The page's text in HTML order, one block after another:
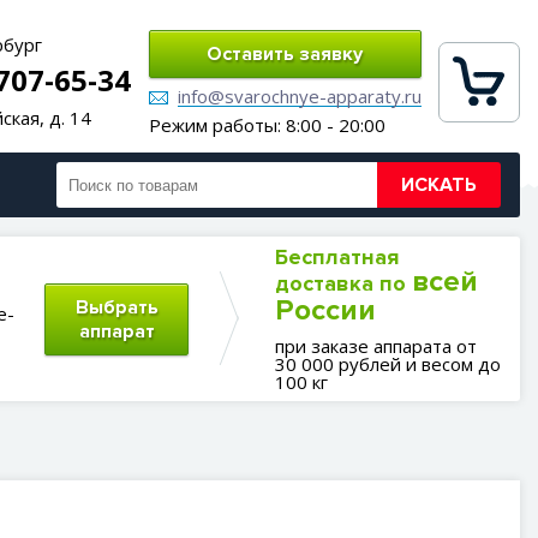
65-34
д. 14
Оставить заявку
info@svarochnye-apparaty.ru
Режим работы: 8:00 - 20:00
ИСКАТЬ
Выбрать
аппарат
Бесплатная
доставка по всей
России
при заказе аппарата от
30 000 рублей и весом до
100 кг